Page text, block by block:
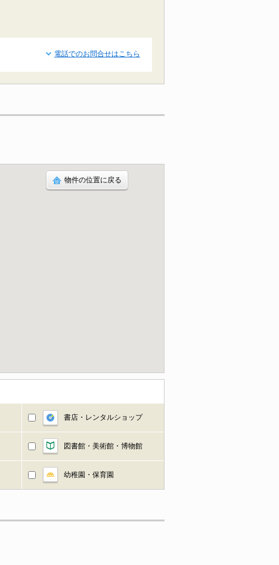
電話でのお問合せはこちら
物件の位置に戻る
書店・レンタルショップ
図書館・美術館・博物館
幼稚園・保育園